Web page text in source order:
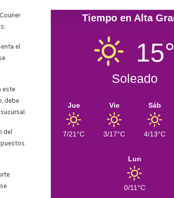
el
este
debe
del
Tiempo en Alta
15°
Soleado
Jue
7/21°C
Vie
3/17°C
Sáb
4/13°C
Lun
0/11°C